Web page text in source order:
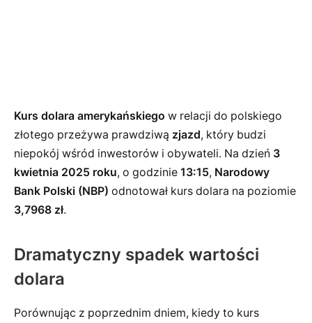
Kurs dolara amerykańskiego w relacji do polskiego
złotego przeżywa prawdziwą zjazd, który budzi
niepokój wśród inwestorów i obywateli. Na dzień 3
kwietnia 2025 roku, o godzinie 13:15, Narodowy
Bank Polski (NBP) odnotował kurs dolara na poziomie
3,7968 zł.
Dramatyczny spadek wartości
dolara
Porównując z poprzednim dniem, kiedy to kurs